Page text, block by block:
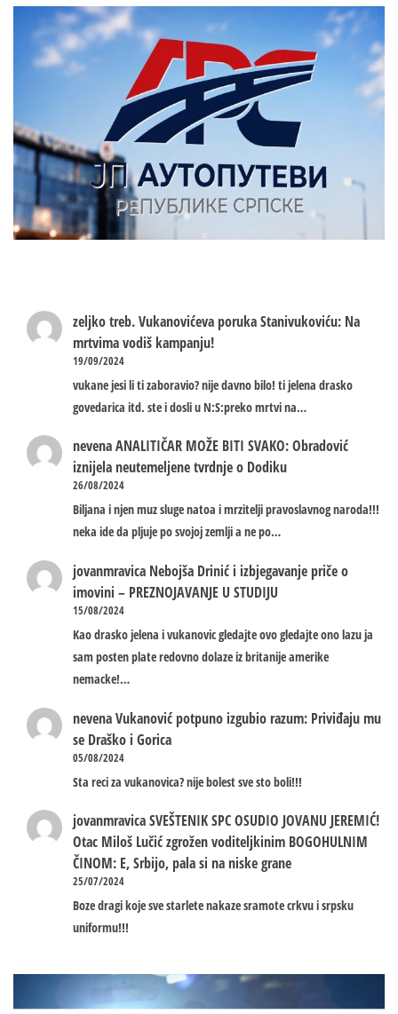
zeljko treb.Vukanovićeva poruka Stanivukoviću: Na
mrtvima vodiš kampanju!
19/09/2024
vukane jesi li ti zaboravio? nije davno bilo! ti jelena drasko
govedarica itd. ste i dosli u N:S:preko mrtvi na…
nevenaANALITIČAR MOŽE BITI SVAKO: Obradović
iznijela neutemeljene tvrdnje o Dodiku
26/08/2024
Biljana i njen muz sluge natoa i mrzitelji pravoslavnog naroda!!!
neka ide da pljuje po svojoj zemlji a ne po…
jovanmravica Nebojša Drinić i izbjegavanje priče o
imovini – PREZNOJAVANJE U STUDIJU
15/08/2024
Kao drasko jelena i vukanovic gledajte ovo gledajte ono lazu ja
sam posten plate redovno dolaze iz britanije amerike
nemacke!…
nevenaVukanović potpuno izgubio razum: Priviđaju mu
se Draško i Gorica
05/08/2024
Sta reci za vukanovica? nije bolest sve sto boli!!!
jovanmravicaSVEŠTENIK SPC OSUDIO JOVANU JEREMIĆ!
Otac Miloš Lučić zgrožen voditeljkinim BOGOHULNIM
ČINOM: E, Srbijo, pala si na niske grane
25/07/2024
Boze dragi koje sve starlete nakaze sramote crkvu i srpsku
uniformu!!!